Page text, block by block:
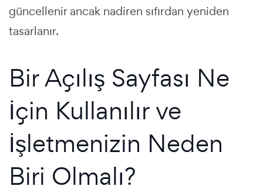
güncellenir ancak nadiren sıfırdan yeniden
tasarlanır.
Bir Açılış Sayfası Ne
İçin Kullanılır ve
İşletmenizin Neden
Biri Olmalı?